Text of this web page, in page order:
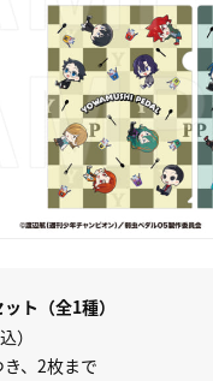
ト（全1種）
）
、2枚まで